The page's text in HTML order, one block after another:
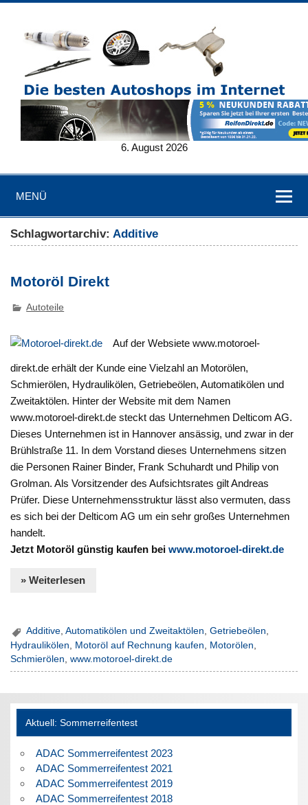
6. August 2026
MENÜ
Schlagwortarchiv: Additive
Motoröl Direkt
Autoteile
Auf der Websiete www.motoroel-
direkt.de erhält der Kunde eine Vielzahl an Motorölen,
Schmierölen, Hydraulikölen, Getriebeölen, Automatikölen und
Zweitaktölen. Hinter der Website mit dem Namen
www.motoroel-direkt.de steckt das Unternehmen Delticom AG.
Dieses Unternehmen ist in Hannover ansässig, und zwar in der
Brühlstraße 11. In dem Vorstand dieses Unternehmens sitzen
die Personen Rainer Binder, Frank Schuhardt und Philip von
Grolman. Als Vorsitzender des Aufsichtsrates gilt Andreas
Prüfer. Diese Unternehmensstruktur lässt also vermuten, dass
es sich bei der Delticom AG um ein sehr großes Unternehmen
handelt.
Jetzt Motoröl günstig kaufen beiwww.motoroel-direkt.de
» Weiterlesen
Additive,Automatikölen und Zweitaktölen,Getriebeölen,
Hydraulikölen
Motoröl auf Rechnung kaufen Motorölen
Schmierölen ,www.motoroel-direkt.de
Aktuell: Sommerreifentest
ADAC Sommerreifentest 2023
ADAC Sommerreifentest 2021
ADAC Sommerreifentest 2019
ADAC Sommerreifentest 2018